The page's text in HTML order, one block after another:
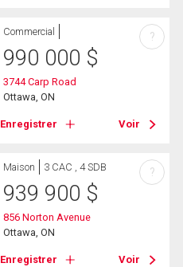
Commercial
990 000 $
3744 Carp Road
Ottawa, ON
Enregistrer Voir
?
Maison 3 CAC , 4 SDB
939 900 $
856 Norton Avenue
Ottawa, ON
Enregistrer Voir
?